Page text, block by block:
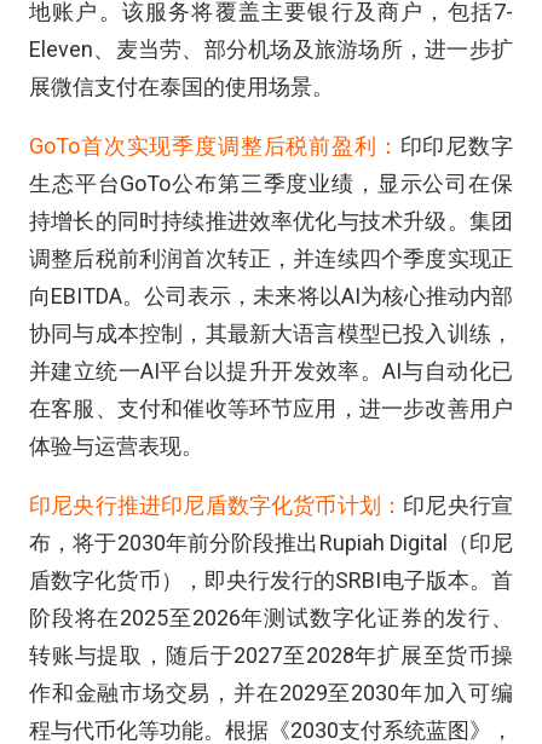
地账户。该服务将覆盖主要银行及商户，包括7-
Eleven、麦当劳、部分机场及旅游场所，进一步扩
展微信支付在泰国的使用场景。
GoTo首次实现季度调整后税前盈利： 印印尼数字
生态平台GoTo公布第三季度业绩，显示公司在保
持增长的同时持续推进效率优化与技术升级。集团
调整后税前利润首次转正，并连续四个季度实现正
向EBITDA。公司表示，未来将以AI为核心推动内部
协同与成本控制，其最新大语言模型已投入训练，
并建立统一AI平台以提升开发效率。AI与自动化已
在客服、支付和催收等环节应用，进一步改善用户
体验与运营表现。
印尼央行推进印尼盾数字化货币计划： 印尼央行宣
布，将于2030年前分阶段推出Rupiah Digital（印尼
盾数字化货币），即央行发行的SRBI电子版本。首
阶段将在2025至2026年测试数字化证券的发行、
转账与提取，随后于2027至2028年扩展至货币操
作和金融市场交易，并在2029至2030年加入可编
程与代币化等功能。根据《2030支付系统蓝图》，